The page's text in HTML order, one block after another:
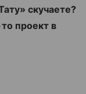
скучаете?
проект в